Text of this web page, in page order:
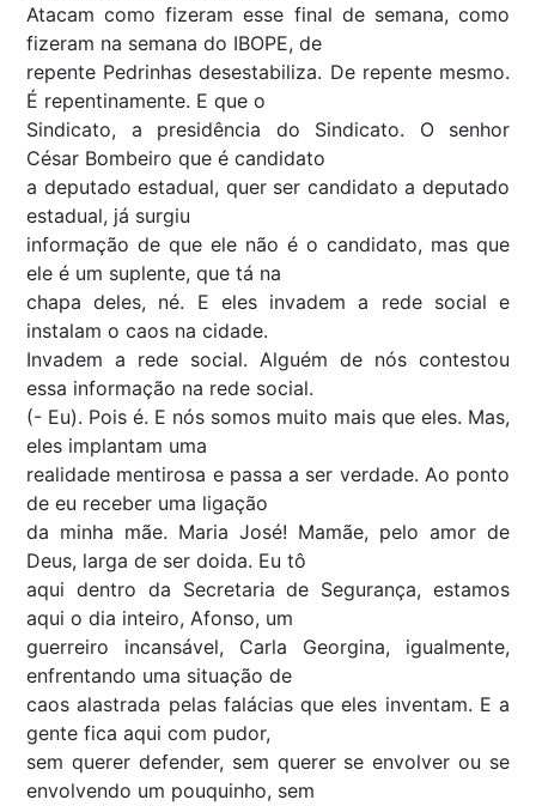
Atacam como fizeram esse final de semana, como
fizeram na semana do IBOPE, de
repente Pedrinhas desestabiliza. De repente mesmo.
É repentinamente. E que o
Sindicato, a presidência do Sindicato. O senhor
César Bombeiro que é candidato
a deputado estadual, quer ser candidato a deputado
estadual, já surgiu
informação de que ele não é o candidato, mas que
ele é um suplente, que tá na
chapa deles, né. E eles invadem a rede social e
instalam o caos na cidade.
Invadem a rede social. Alguém de nós contestou
essa informação na rede social.
(- Eu). Pois é. E nós somos muito mais que eles. Mas,
eles implantam uma
realidade mentirosa e passa a ser verdade. Ao ponto
de eu receber uma ligação
da minha mãe. Maria José! Mamãe, pelo amor de
Deus, larga de ser doida. Eu tô
aqui dentro da Secretaria de Segurança, estamos
aqui o dia inteiro, Afonso, um
guerreiro incansável, Carla Georgina, igualmente,
enfrentando uma situação de
caos alastrada pelas falácias que eles inventam. E a
gente fica aqui com pudor,
sem querer defender, sem querer se envolver ou se
envolvendo um pouquinho, sem